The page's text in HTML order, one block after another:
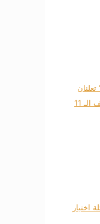
تعلنان
11
اختيار